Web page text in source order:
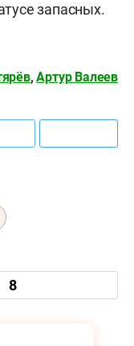
запасных.
,Артур Валеев
8